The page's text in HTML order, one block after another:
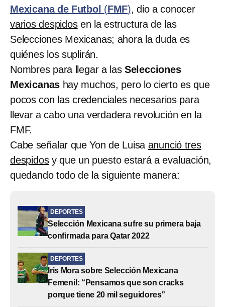
Mexicana de Futbol (FMF), dio a conocer
varios despidosen la estructura de las
Selecciones Mexicanas; ahora la duda es
quiénes los suplirán.
Nombres para llegar a las Selecciones
Mexicanas hay muchos, pero lo cierto es que
pocos con las credenciales necesarios para
llevar a cabo una verdadera revolución en la
FMF.
Cabe señalar que Yon de Luisa anunció tres
despidosy que un puesto estará a evaluación,
quedando todo de la siguiente manera:
DEPORTES
Selección Mexicana sufre su primera baja
confirmada para Qatar 2022
DEPORTES
Iris Mora sobre Selección Mexicana
Femenil: “Pensamos que son cracks
porque tiene 20 mil seguidores”